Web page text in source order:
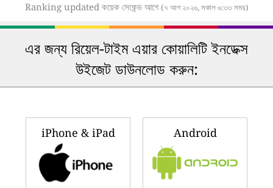
Ranking updated কয়েক সেকেন্ড আগে (৭ আগ ২০২৬, সকাল ৬:৩৩ সময়)
এর জন্য রিয়েল-টাইম এয়ার কোয়ালিটি ইনডেক্স
উইজেট ডাউনলোড করুন:
iPhone & iPad Android